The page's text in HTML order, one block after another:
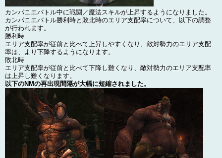
カンパニエバトル中に戦闘／魔法スキルが上昇するようになりました。
カンパニエバトル勝利時と敗北時のエリア支配率について、以下の調整
が行われます。
勝利時
エリア支配率が従前と比べて上昇しやすくなり、敵対勢力のエリア支配
率は、より下降するようになります。
敗北時
エリア支配率が従前と比べて下降し難くなり、敵対勢力のエリア支配率
は上昇し難くなります。
以下のNMの再出現間隔が大幅に短縮されました。